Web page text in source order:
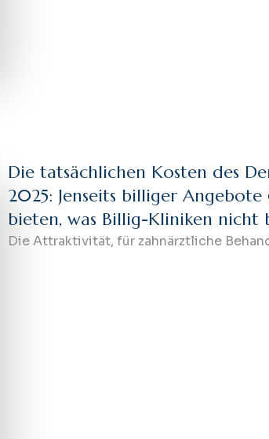
Die tatsächlichen Kosten des
2025: Jenseits billiger
bieten, was Billig-Kliniken nicht
Die Attraktivität, für zahnärztliche